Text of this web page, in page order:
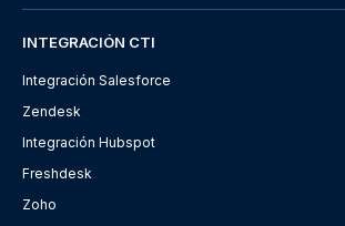
INTEGRACIÓN CTI
Integración Salesforce
Zendesk
Integración Hubspot
Freshdesk
Zoho